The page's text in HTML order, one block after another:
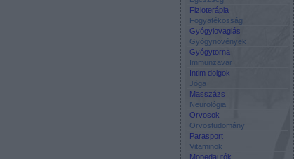
Fizioterápia
Fogyatékosság
Gyógylovaglás
Gyógynövények
Gyógytorna
Immunzavar
Intim dolgok
Jóga
Masszázs
Neurológia
Orvosok
Orvostudomány
Parasport
Vitaminok
Mopedautók